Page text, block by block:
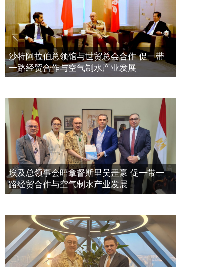
2023年11月23日
拿督斯里吴罡豪晤土耳其总领事 促一
带一路经贸合作与空气制水产业发展
2023年11月23日
標量波光量子導入系統聯合國總部拿
督斯裏吳達鎔教授首發
2021年12月10日
空氣制水發明人吳達鎔出席聯合國環
境科政商管治聯盟會議
沙特阿拉伯总领馆与世贸总会合作 促一带
一路经贸合作与空气制水产业发展
埃及总领事会晤拿督斯里吴罡豪 促一带一
路经贸合作与空气制水产业发展